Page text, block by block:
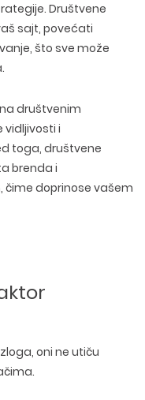
. Društvene
sajt, povećati
, što sve može
društvenim
i
toga, društvene
brendai
, čime doprinose vašem
oni ne utiču
.